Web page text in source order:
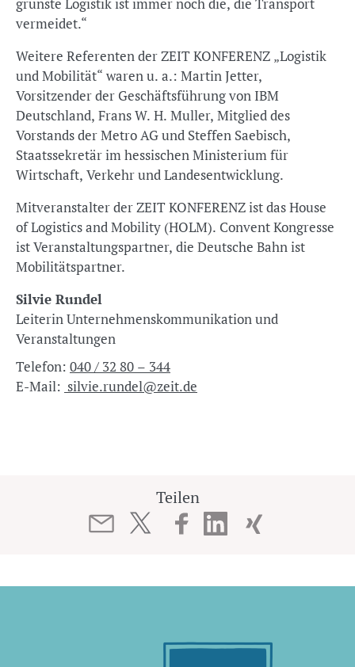
vermeidet.“
Weitere Referenten der ZEIT KONFERENZ „Logistik
und Mobilität“ waren u. a.: Martin Jetter,
Vorsitzender der Geschäftsführung von IBM
Deutschland, Frans W. H. Muller, Mitglied des
Vorstands der Metro AG und Steffen Saebisch,
Staatssekretär im hessischen Ministerium für
Wirtschaft, Verkehr und Landesentwicklung.
Mitveranstalter der ZEIT KONFERENZ ist das House
of Logistics and Mobility (HOLM). Convent Kongresse
ist Veranstaltungspartner, die Deutsche Bahn ist
Mobilitätspartner.
Silvie Rundel
Leiterin Unternehmenskommunikation und
Veranstaltungen
Telefon: 040 / 32 80 – 344
E-Mail: silvie.rundel@zeit.de
Teilen